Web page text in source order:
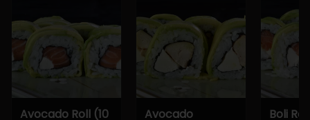
Avocado Roll (10
Avocado
Boli